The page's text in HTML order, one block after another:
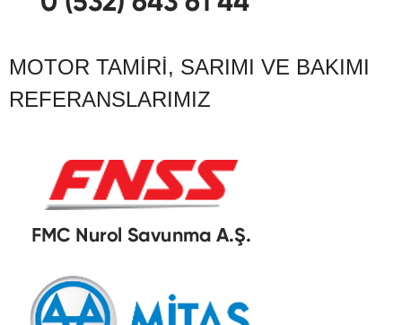
MOTOR TAMIRI, SARIMI VE BAKIMI
REFERANSLARIMIZ